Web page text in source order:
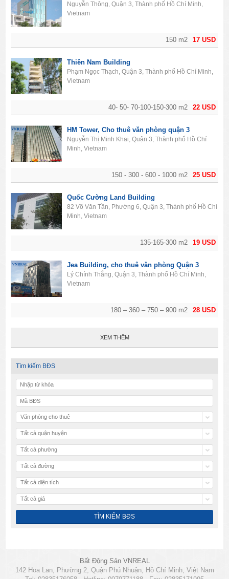
17 USD
150 m2
Nguyễn Thông, Quận 3, Thành phố Hồ Chí Minh,
Vietnam
22 USD
40- 50- 70-100-150-300 m2
Thiên Nam Building
Phạm Ngọc Thạch, Quận 3, Thành phố Hồ Chí Minh,
Vietnam
25 USD
150 - 300 - 600 - 1000 m2
HM Tower, Cho thuê văn phòng quận 3
Nguyễn Thị Minh Khai, Quận 3, Thành phố Hồ Chí
Minh, Vietnam
19 USD
135-165-300 m2
Quốc Cường Land Building
82 Võ Văn Tần, Phường 6, Quận 3, Thành phố Hồ Chí
Minh, Vietnam
28 USD
180 – 360 – 750 – 900 m2
Jea Building, cho thuê văn phòng Quận 3
Lý Chính Thắng, Quận 3, Thành phố Hồ Chí Minh,
Vietnam
XEM THÊM
Tìm kiếm BĐS
Văn phòng cho thuê
Tất cả quận huyện
Tất cả phường
Tất cả đường
Tất cả diện tích
Tất cả giá
Bất Động Sản VNREAL
142 Hoa Lan, Phường 2, Quận Phú Nhuận, Hồ Chí Minh, Việt Nam